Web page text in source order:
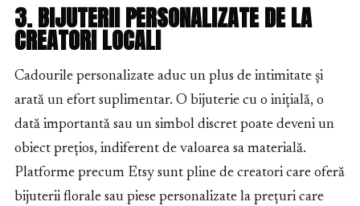
3. BIJUTERII PERSONALIZATE DE LA
CREATORI LOCALI
Cadourile personalizate aduc un plus de intimitate și
arată un efort suplimentar. O bijuterie cu o inițială, o
dată importantă sau un simbol discret poate deveni un
obiect prețios, indiferent de valoarea sa materială.
Platforme precum Etsy sunt pline de creatori care oferă
bijuterii florale sau piese personalizate la prețuri care